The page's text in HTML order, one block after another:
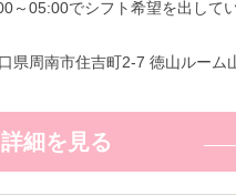
詳細を見る